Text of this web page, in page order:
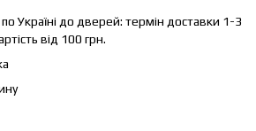
Україні до дверей: термін доставки 1-3
від 100 грн.